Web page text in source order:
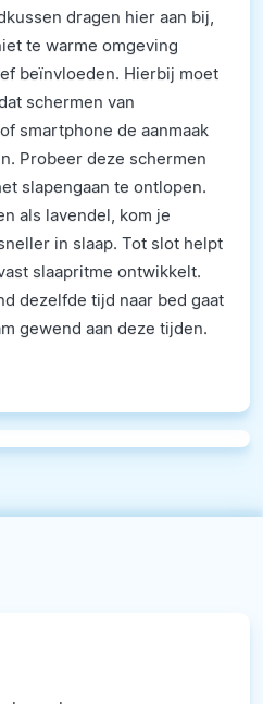
dragen hier aan bij,
te warme omgeving
beïnvloeden. Hierbij moet
schermen van
smartphone de aanmaak
Probeer deze schermen
slapengaan te ontlopen.
als lavendel, kom je
in slaap. Tot slot helpt
slaapritme ontwikkelt.
dezelfde tijd naar bed gaat
gewend aan deze tijden.